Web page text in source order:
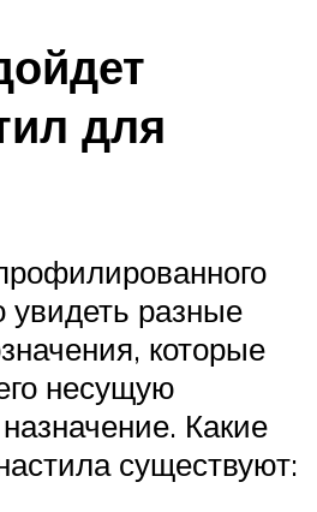
для
разные
которые
несущую
Какие
существуют: